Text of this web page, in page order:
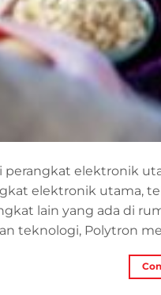
perangkat elektronik
elektronik utama,
lain yang ada di
teknologi, Polytron